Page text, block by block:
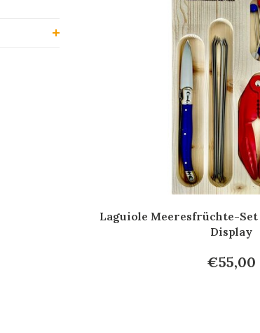
Laguiole Meeresfrüchte-
Display
€55,00